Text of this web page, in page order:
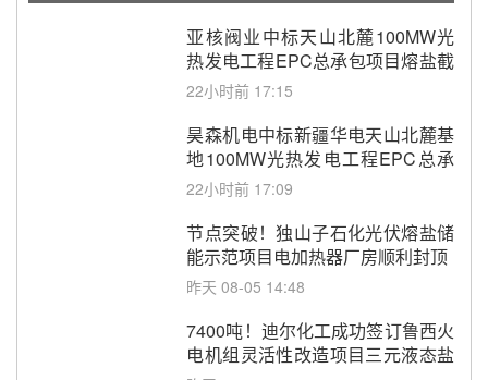
亚核阀业中标天山北麓100MW光
热发电工程EPC总承包项目熔盐截
止阀、熔盐三偏心蝶阀采购
22小时前 17:15
昊森机电中标新疆华电天山北麓基
地100MW光热发电工程EPC总承
包项目熔盐介质超声波流量计采购
22小时前 17:09
节点突破！独山子石化光伏熔盐储
能示范项目电加热器厂房顺利封顶
昨天 08-05 14:48
7400吨！迪尔化工成功签订鲁西火
电机组灵活性改造项目三元液态盐